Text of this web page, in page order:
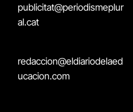
publicitat@periodismeplur
al.cat
redaccion@eldiariodelaed
ucacion.com